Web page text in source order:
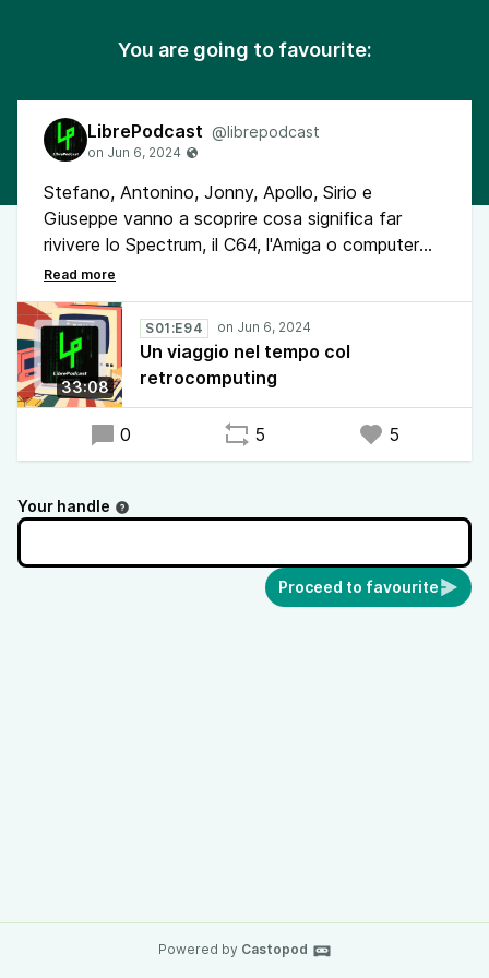
You are going to favourite:
LibrePodcast @librepodcast
Stefano, Antonino, Jonny, Apollo, Sirio e
Giuseppe vanno a scoprire cosa significa far
rivivere lo Spectrum, il C64, l'Amiga o computer
d'antan per riassaporare le esperienze
informatiche di tanti anni fa. Tra divertimento,
restauro e conservazione digitale.
33:08
S01:E94
Un viaggio nel tempo col
retrocomputing
0 5 5
Your handle
Proceed to favourite
Powered by Castopod